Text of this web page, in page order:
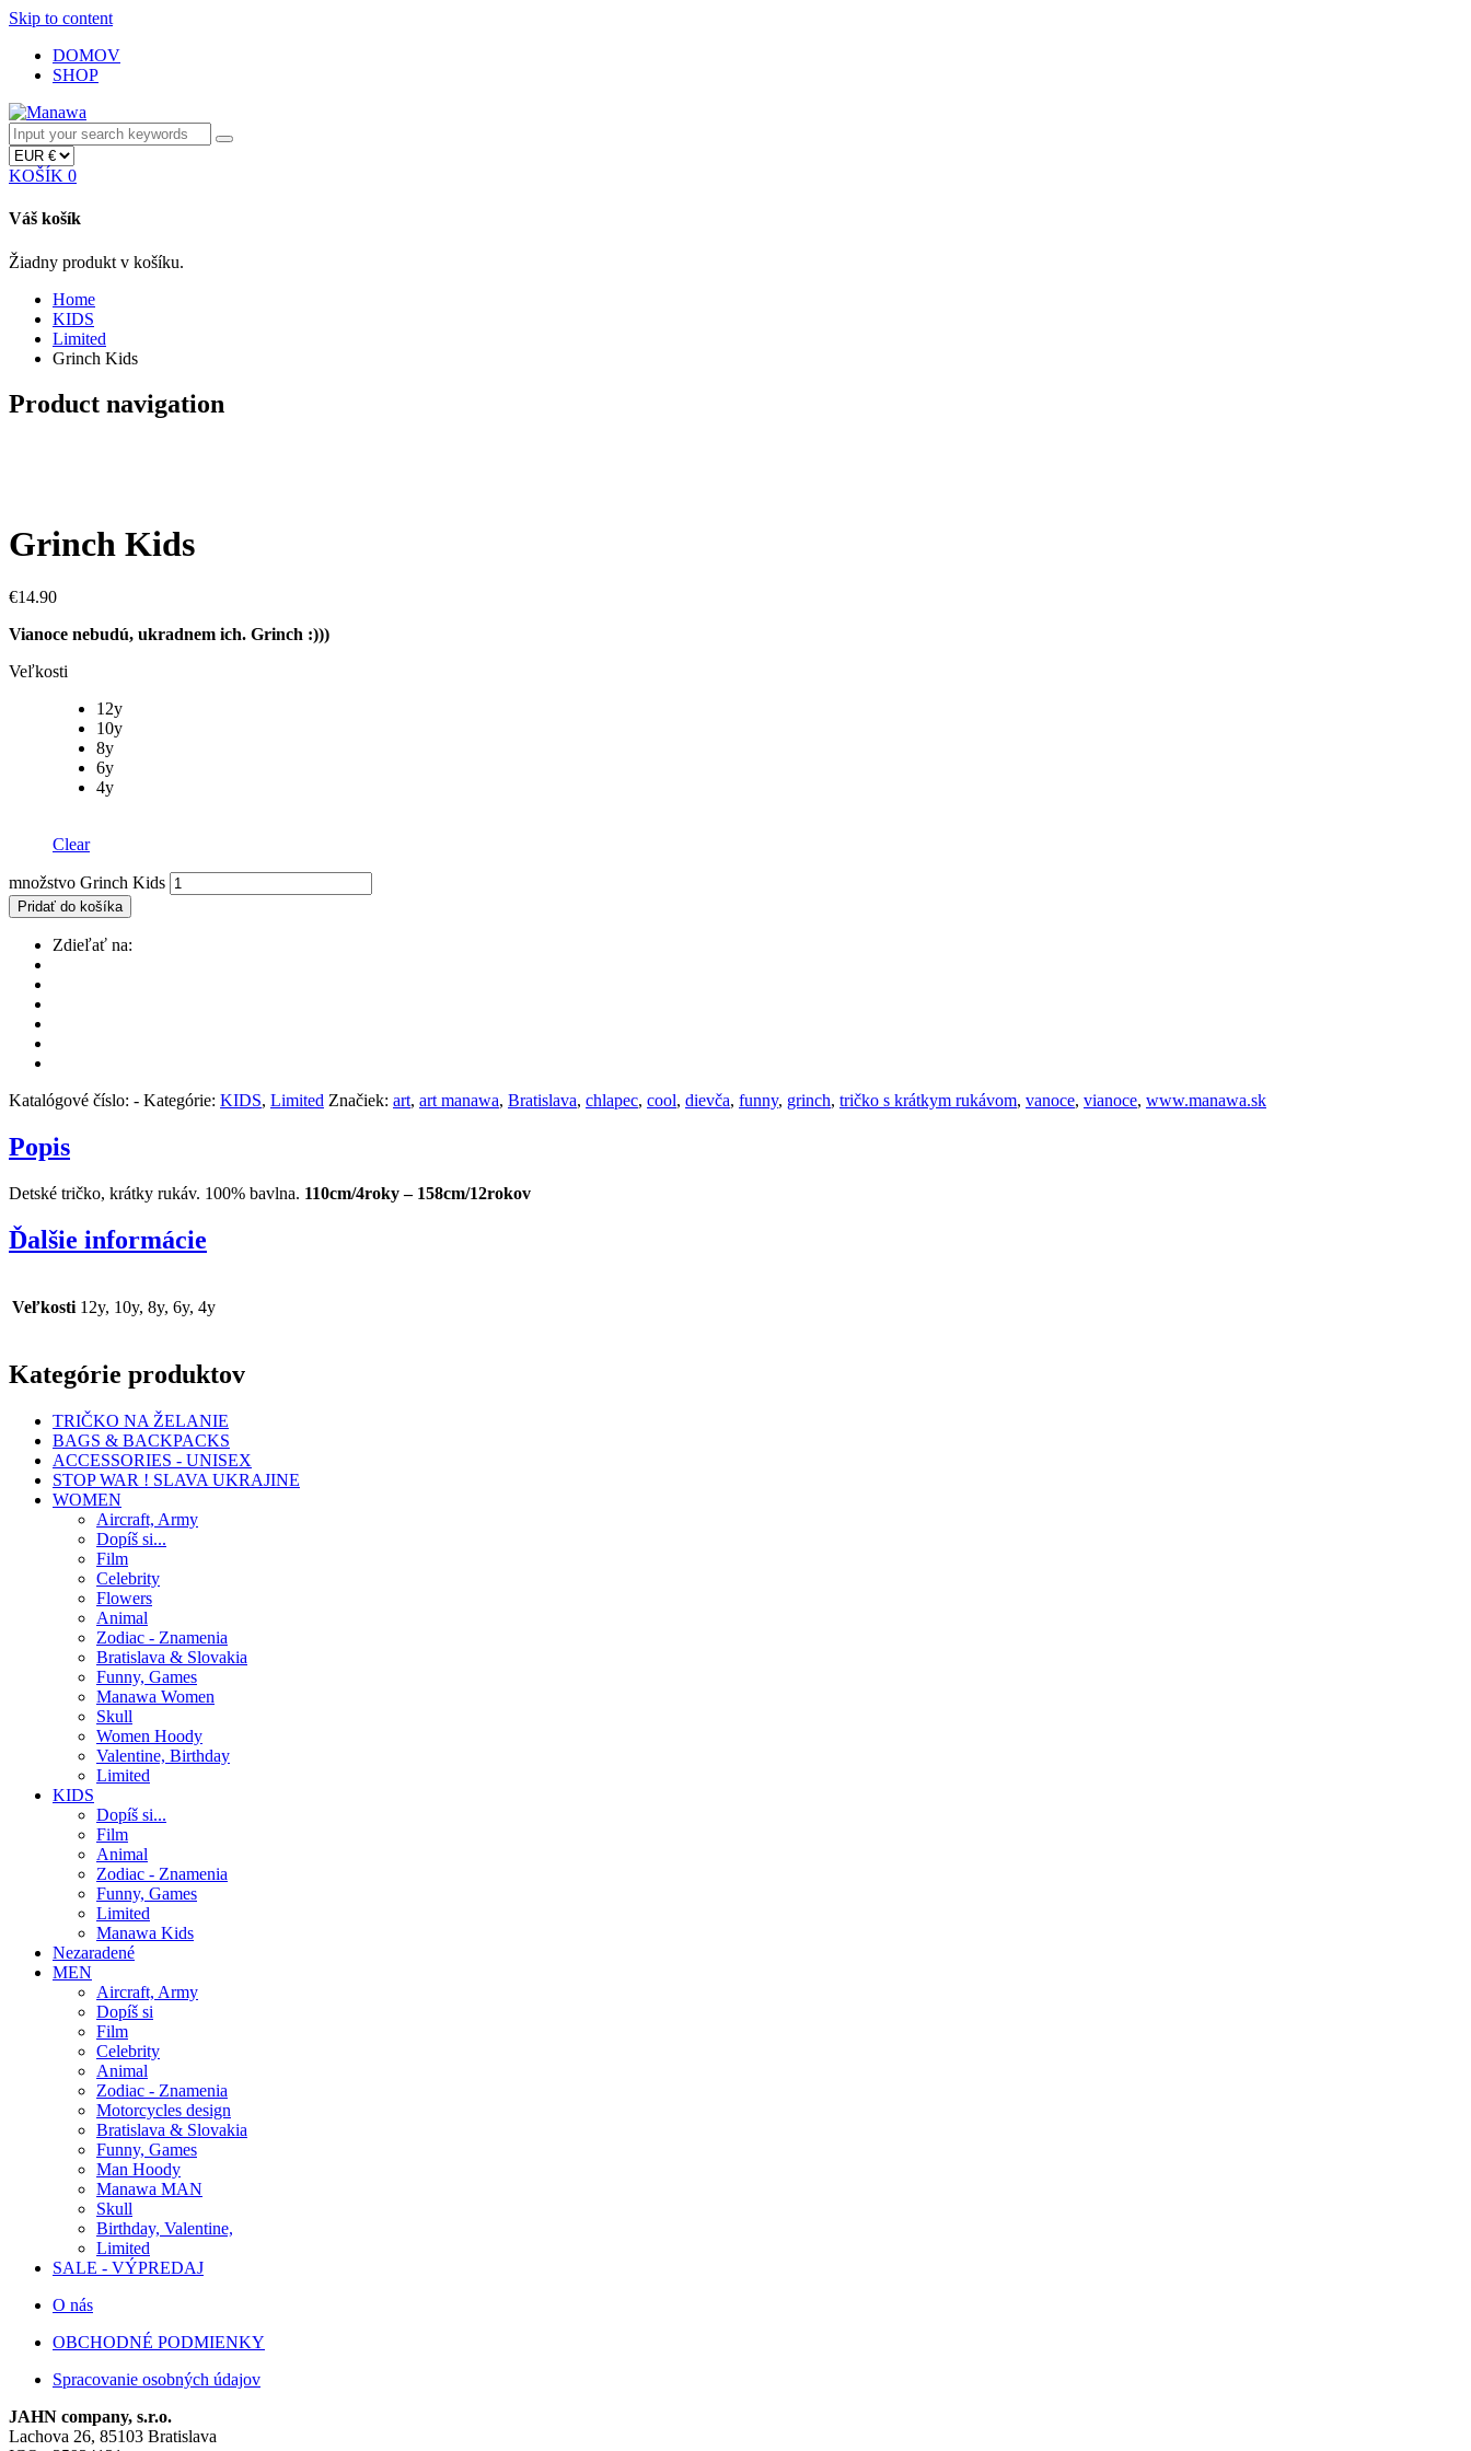
Skip to content
DOMOV
SHOP
KOŠÍK 0
Váš košík
Žiadny produkt v košíku.
Home
KIDS
Limited
Grinch Kids
Product navigation
Grinch Kids
€14.90
Vianoce nebudú, ukradnem ich. Grinch :)))
Veľkosti
12y
10y
8y
6y
4y
Clear
množstvo Grinch Kids
Pridať do košíka
Zdieľať na:
Katalógové číslo: - Kategórie: KIDS, Limited Značiek: art, art manawa, Bratislava, chlapec, cool, dievča, funny, grinch, tričko s krátkym rukávom, vanoce, vianoce, www.manawa.sk
Popis
Detské tričko, krátky rukáv. 100% bavlna. 110cm/4roky – 158cm/12rokov
Ďalšie informácie
Veľkosti 12y, 10y, 8y, 6y, 4y
Kategórie produktov
TRIČKO NA ŽELANIE
BAGS & BACKPACKS
ACCESSORIES - UNISEX
STOP WAR ! SLAVA UKRAJINE
WOMEN
Aircraft, Army
Dopíš si...
Film
Celebrity
Flowers
Animal
Zodiac - Znamenia
Bratislava & Slovakia
Funny, Games
Manawa Women
Skull
Women Hoody
Valentine, Birthday
Limited
KIDS
Dopíš si...
Film
Animal
Zodiac - Znamenia
Funny, Games
Limited
Manawa Kids
Nezaradené
MEN
Aircraft, Army
Dopíš si
Film
Celebrity
Animal
Zodiac - Znamenia
Motorcycles design
Bratislava & Slovakia
Funny, Games
Man Hoody
Manawa MAN
Skull
Birthday, Valentine,
Limited
SALE - VÝPREDAJ
O nás
OBCHODNÉ PODMIENKY
Spracovanie osobných údajov
JAHN company, s.r.o.
Lachova 26, 85103 Bratislava